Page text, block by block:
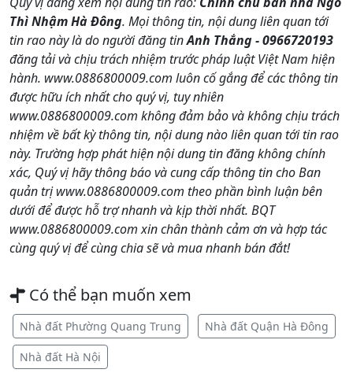
Thì Nhậm Hà Đông. Mọi thông tin, nội dung liên quan tới
tin rao này là do người đăng tinAnh Thắng - 0966720193
đăng tải và chịu trách nhiệm trước pháp luật Việt Nam hiện
hành. www.0886800009.com luôn cố gắng để các thông tin
được hữu ích nhất cho quý vị, tuy nhiên
www.0886800009.com không đảm bảo và không chịu trách
nhiệm về bất kỳ thông tin, nội dung nào liên quan tới tin rao
này. Trường hợp phát hiện nội dung tin đăng không chính
xác, Quý vị hãy thông báo và cung cấp thông tin cho Ban
quản trị www.0886800009.com theo phần bình luận bên
dưới để được hỗ trợ nhanh và kịp thời nhất. BQT
www.0886800009.com xin chân thành cảm ơn và hợp tác
cùng quý vị để cùng chia sẽ và mua nhanh bán đắt!
Có thể bạn muốn xem
Nhà đất Phường Quang Trung Nhà đất Quận Hà Đông
Nhà đất Hà Nội